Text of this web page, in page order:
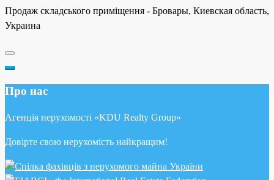
Продаж складського приміщення - Бровары, Киевская область,
Украина
Про нас
Агенція нерухомості «KDU Realty Group»
Довірте свою нерухомість найкращим!